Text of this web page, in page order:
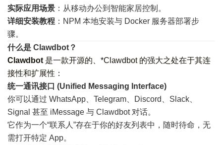
实际应用场景 ：从移动办公到智能家居控制。
详细安装教程 ：NPM 本地安装与 Docker 服务器部署步
骤。
什么是 Clawdbot？
Clawdbot 是一款开源的、*Clawdbot 的强大之处在于其连
接性和扩展性：
统一通讯接口 (Unified Messaging Interface)
你可以通过 WhatsApp、Telegram、Discord、Slack、
Signal 甚至 iMessage 与 Clawdbot 对话。
它作为一个“联系人”存在于你的好友列表中，随时待命，无
需打开特定 App。